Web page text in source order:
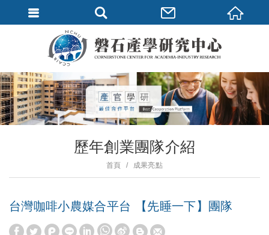
歷年創業團隊介紹
首頁 成果亮點
台灣咖啡小農媒合平台 【先睡一下】團隊